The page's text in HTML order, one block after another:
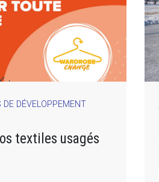
DE DÉVELOPPEMENT
textiles usagés